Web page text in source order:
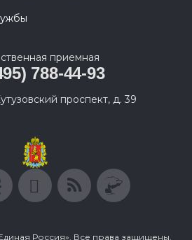
приемная
788-44-93
проспект, д. 39
Россия». Все права защищены.